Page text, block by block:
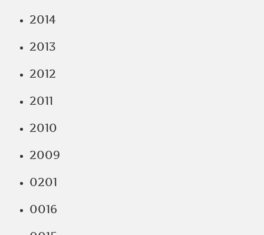
2014
2013
2012
2011
2010
2009
0201
0016